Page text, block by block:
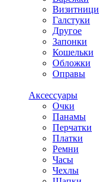
Визитници
Галстуки
Другое
Запонки
Кошельки
Обложки
Оправы
Аксессуары
Очки
Панамы
Перчатки
Платки
Ремни
Часы
Чехлы